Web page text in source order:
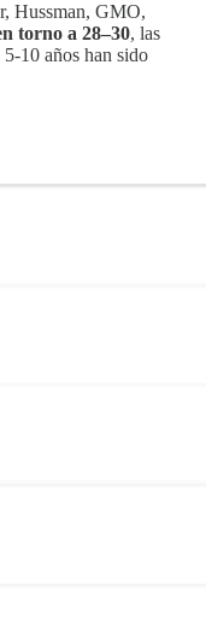
Hussman, GMO,
torno a 28–30, las
5-10 años han sido